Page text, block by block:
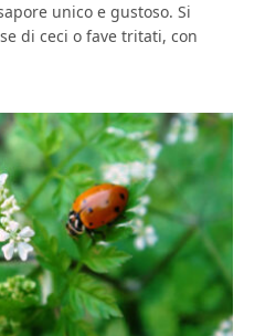
unico e gustoso. Si
di ceci o fave tritati, con